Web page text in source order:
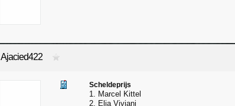
Ajacied422
Scheldeprijs
1. Marcel Kittel
2. Elia Viviani